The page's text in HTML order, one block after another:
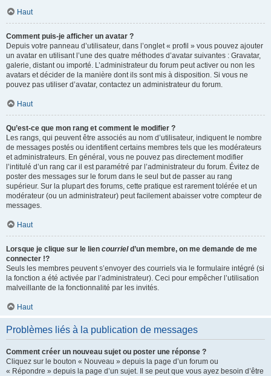
Haut
Comment puis-je afficher un avatar ?
Depuis votre panneau d’utilisateur, dans l’onglet « profil » vous pouvez ajouter
un avatar en utilisant l’une des quatre méthodes d’avatar suivantes : Gravatar,
galerie, distant ou importé. L’administrateur du forum peut activer ou non les
avatars et décider de la manière dont ils sont mis à disposition. Si vous ne
pouvez pas utiliser d’avatar, contactez un administrateur du forum.
Haut
Qu’est-ce que mon rang et comment le modifier ?
Les rangs, qui peuvent être associés au nom d’utilisateur, indiquent le nombre
de messages postés ou identifient certains membres tels que les modérateurs
et administrateurs. En général, vous ne pouvez pas directement modifier
l’intitulé d’un rang car il est paramétré par l’administrateur du forum. Évitez de
poster des messages sur le forum dans le seul but de passer au rang
supérieur. Sur la plupart des forums, cette pratique est rarement tolérée et un
modérateur (ou un administrateur) peut facilement abaisser votre compteur de
messages.
Haut
Lorsque je clique sur le lien courrield’un membre, on me demande de me
connecter !?
Seuls les membres peuvent s’envoyer des courriels via le formulaire intégré (si
la fonction a été activée par l’administrateur). Ceci pour empêcher l’utilisation
malveillante de la fonctionnalité par les invités.
Haut
Problèmes liés à la publication de messages
Comment créer un nouveau sujet ou poster une réponse ?
Cliquez sur le bouton « Nouveau » depuis la page d’un forum ou
« Répondre » depuis la page d’un sujet. Il se peut que vous ayez besoin d’être